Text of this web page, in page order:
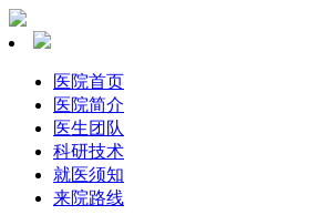
医院首页
医院简介
医生团队
科研技术
就医须知
来院路线